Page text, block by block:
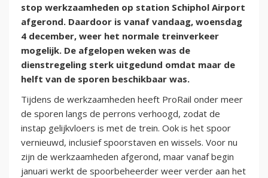
stop werkzaamheden op station Schiphol Airport
afgerond. Daardoor is vanaf vandaag, woensdag
4 december, weer het normale treinverkeer
mogelijk. De afgelopen weken was de
dienstregeling sterk uitgedund omdat maar de
helft van de sporen beschikbaar was.
Tijdens de werkzaamheden heeft ProRail onder meer
de sporen langs de perrons verhoogd, zodat de
instap gelijkvloers is met de trein. Ook is het spoor
vernieuwd, inclusief spoorstaven en wissels. Voor nu
zijn de werkzaamheden afgerond, maar vanaf begin
januari werkt de spoorbeheerder weer verder aan het